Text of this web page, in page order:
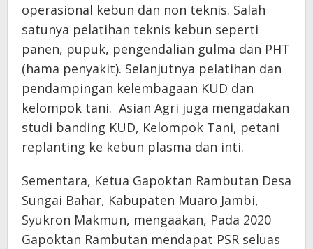
operasional kebun dan non teknis. Salah
satunya pelatihan teknis kebun seperti
panen, pupuk, pengendalian gulma dan PHT
(hama penyakit). Selanjutnya pelatihan dan
pendampingan kelembagaan KUD dan
kelompok tani. Asian Agri juga mengadakan
studi banding KUD, Kelompok Tani, petani
replanting ke kebun plasma dan inti.
Sementara, Ketua Gapoktan Rambutan Desa
Sungai Bahar, Kabupaten Muaro Jambi,
Syukron Makmun, mengaakan, Pada 2020
Gapoktan Rambutan mendapat PSR seluas